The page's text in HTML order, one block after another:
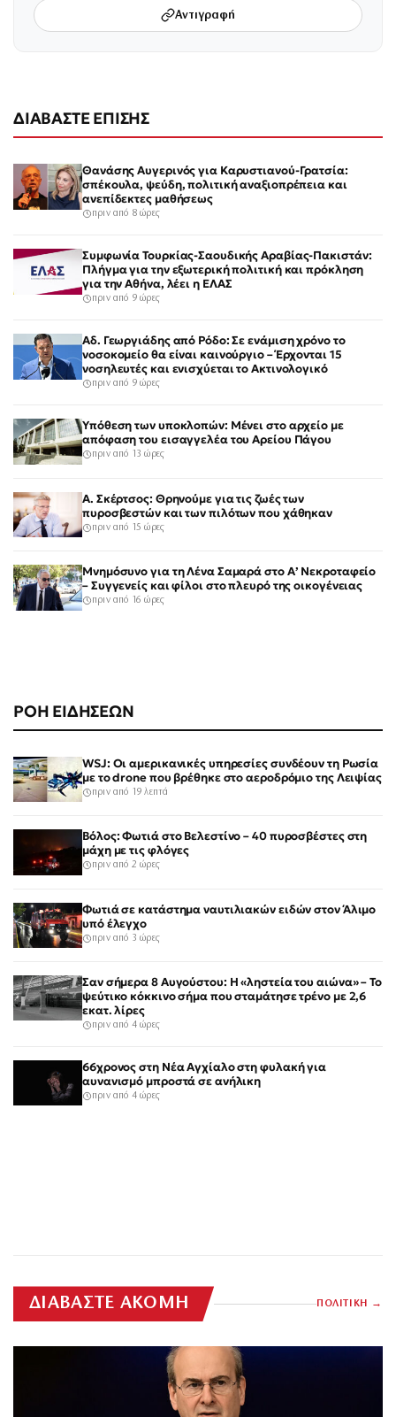
ΡΟΗ ΕΙΔΗΣΕΩΝ
WSJ: Οι αμερικανικές υπηρεσίες συνδέουν τη Ρωσία
με το drone που βρέθηκε στο αεροδρόμιο της Λειψίας
πριν από 19 λεπτά
Βόλος: Φωτιά στο Βελεστίνο – 40 πυροσβέστες στη
μάχη με τις φλόγες
πριν από 2 ώρες
Φωτιά σε κατάστημα ναυτιλιακών ειδών στον Άλιμο
υπό έλεγχο
πριν από 3 ώρες
Σαν σήμερα 8 Αυγούστου: Η «ληστεία του αιώνα» – Το
ψεύτικο κόκκινο σήμα που σταμάτησε τρένο με 2,6
εκατ. λίρες
πριν από 4 ώρες
66χρονος στη Νέα Αγχίαλο στη φυλακή για
αυνανισμό μπροστά σε ανήλικη
πριν από 4 ώρες
Αντιγραφή
ΔΙΑΒΑΣΤΕ ΕΠΙΣΗΣ
Θανάσης Αυγερινός για Καρυστιανού-Γρατσία:
σπέκουλα, ψεύδη, πολιτική αναξιοπρέπεια και
ανεπίδεκτες μαθήσεως
πριν από 8 ώρες
Συμφωνία Τουρκίας-Σαουδικής Αραβίας-Πακιστάν:
Πλήγμα για την εξωτερική πολιτική και πρόκληση
για την Αθήνα, λέει η ΕΛΑΣ
πριν από 9 ώρες
Αδ. Γεωργιάδης από Ρόδο: Σε ενάμιση χρόνο το
νοσοκομείο θα είναι καινούργιο – Έρχονται 15
νοσηλευτές και ενισχύεται το Ακτινολογικό
πριν από 9 ώρες
Υπόθεση των υποκλοπών: Μένει στο αρχείο με
απόφαση του εισαγγελέα του Αρείου Πάγου
πριν από 13 ώρες
Α. Σκέρτσος: Θρηνούμε για τις ζωές των
πυροσβεστών και των πιλότων που χάθηκαν
πριν από 15 ώρες
Μνημόσυνο για τη Λένα Σαμαρά στο Α’ Νεκροταφείο
– Συγγενείς και φίλοι στο πλευρό της οικογένειας
πριν από 16 ώρες
ΔΙΑΒΑΣΤΕ ΑΚΟΜΗ ΠΟΛΙΤΙΚΗ